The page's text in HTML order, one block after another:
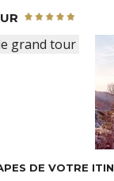
DE VOTRE